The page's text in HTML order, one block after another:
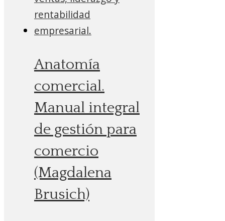
Anatomía
comercial.
Manual integral
de gestión para
comercio
(Magdalena
Brusich)